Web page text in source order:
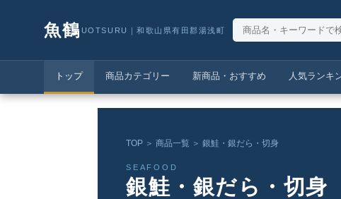
魚鶴 UOTSURU｜和歌山県有田郡湯浅町
トップ 商品カテゴリー 新商品・おすすめ 人気ランキ
TOP ＞ 商品一覧 ＞ 銀鮭・銀だら・切身
SEAFOOD
銀鮭・銀だら・切身